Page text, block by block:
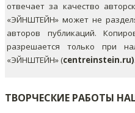
отвечает за качество
«ЭЙНШТЕЙН» может не
авторов публикаций.
разрешается только при
«ЭЙНШТЕЙН» (centreinstein.ru)
ТВОРЧЕСКИЕ РАБОТЫ